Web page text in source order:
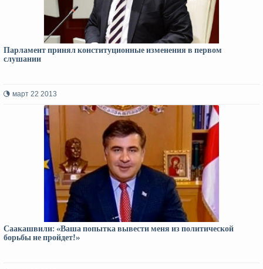
Парламент принял конституционные изменения в первом
слушании
март 22 2013
Саакашвили: «Ваша попытка вывести меня из политической
борьбы не пройдет!»